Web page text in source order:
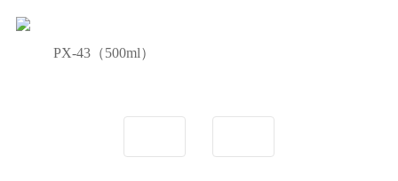
PX-43（500ml）